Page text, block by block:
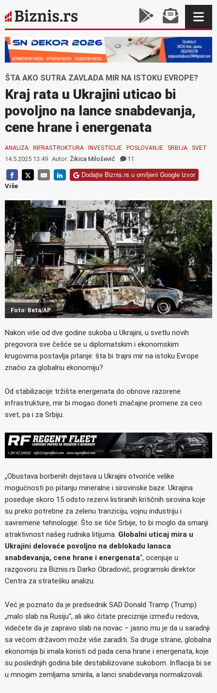
ŠTA AKO SUTRA ZAVLADA MIR NA ISTOKU EVROPE?
Kraj rata u Ukrajini uticao bi
povoljno na lance snabdevanja,
cene hrane i energenata
ANALIZA INFRASTRUKTURA INVESTICIJE POSLOVANJE SRBIJA SVET
14.5.2025 13:49 Autor: Žikica Milošević 11
Dodajte Biznis.rs u omiljeni Google izvor
Više
Foto: Beta/AP
Nakon više od dve godine sukoba u Ukrajini, u svetlu novih
pregovora sve češće se u diplomatskim i ekonomskim
krugovima postavlja pitanje: šta bi trajni mir na istoku Evrope
značio za globalnu ekonomiju?
Od stabilizacije tržišta energenata do obnove razorene
infrastrukture, mir bi mogao doneti značajne promene za ceo
svet, pa i za Srbiju.
„Obustava borbenih dejstava u Ukrajini otvoriće velike
mogućnosti po pitanju mineralne i sirovinske baze. Ukrajina
poseduje skoro 15 odsto rezervi listiranih kritičnih sirovina koje
su preko potrebne za zelenu tranziciju, vojnu industriju i
savremene tehnologije. Što se tiče Srbije, to bi moglo da smanji
atraktivnost našeg rudnika litijuma. Globalni uticaj mira u
Ukrajini delovaće povoljno na deblokadu lanaca
snabdevanja, cene hrane i energenata“, ocenjuje u
razgovoru za Biznis.rs Darko Obradović, programski direktor
Centra za stratešku analizu.
Već je poznato da je predsednik SAD Donald Tramp (Trump)
„malo slab na Rusiju“, ali ako čitate preciznije između redova,
videćete da je zapravo slab na novac – jasno mu je da u saradnji
sa većom državom može više zaraditi. Sa druge strane, globalna
ekonomija bi imala koristi od pada cena hrane i energenata, koje
su poslednjih godina bile destabilizovane sukobom. Inflacija bi se
u mnogim zemljama smirila, a lanci snabdevanja normalizovali.